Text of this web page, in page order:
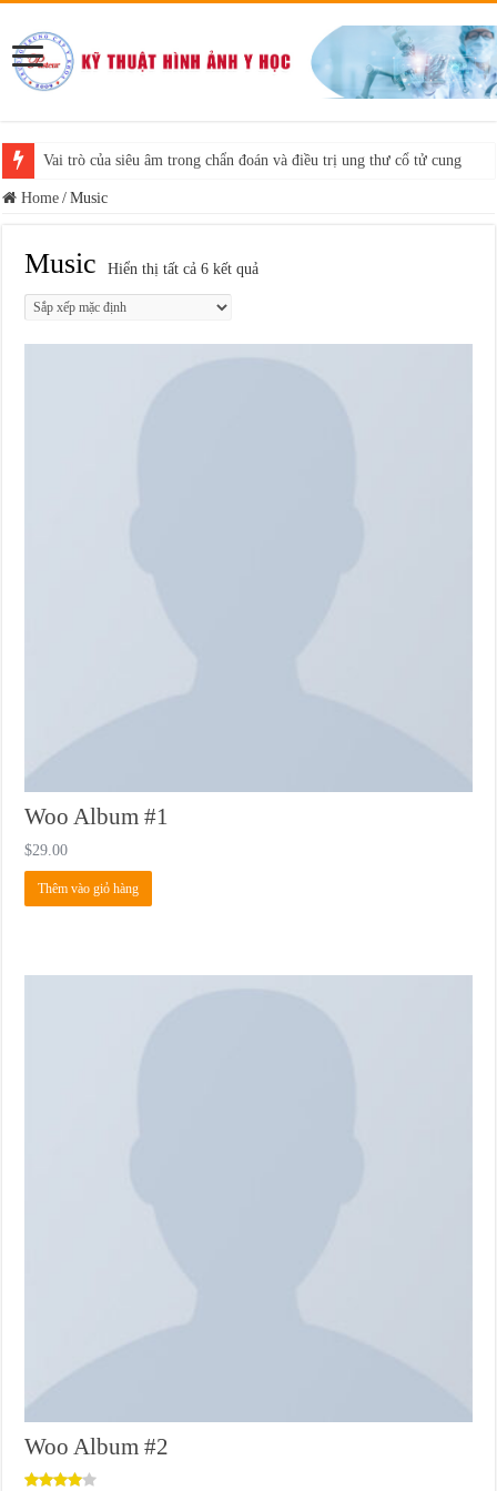
Vai trò của siêu âm trong chẩn đoán và điều trị ung thư cổ tử cung
Home / Music
Music Hiển thị tất cả 6 kết quả
Woo Album #1
$29.00
Thêm vào giỏ hàng
Woo Album #2